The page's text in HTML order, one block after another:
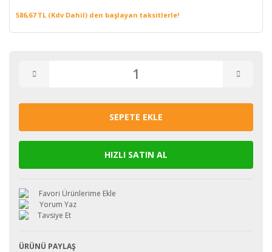
586,67 TL (Kdv Dahil) den başlayan taksitlerle!
SEPETE EKLE
HIZLI SATIN AL
Yorum Yaz
Tavsiye Et
ÜRÜNÜ PAYLAŞ